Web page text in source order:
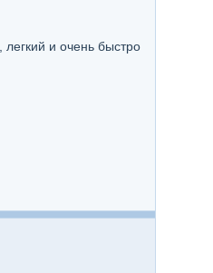
и очень быстро